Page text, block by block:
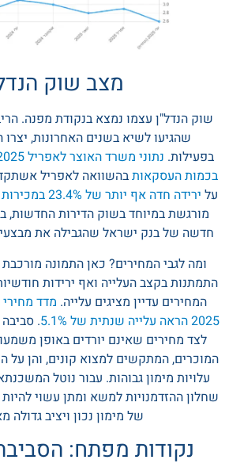
מצב שוק
שוק הנדל"ן עצמו נמצא בנקודת מפנה.
שהגיעו לשיא בשנים האחרונות,
בפעילות.
בכמות העסקאותבהשוואה לאפריל
על ירידה חדה אף יותר של 23.4% במכירות בין מרץ למאי
מורגשת במיוחד בשוק הדירות החדשות,
חדשה של בנק ישראל שהגבילה את
ומה לגבי המחירים? כאן התמונה
התמתנות בקצב העלייה ואף ירידות
המחירים עדיין מציגים עלייה. מדד
2025 הראה עלייה שנתית של 5.1%
.
לצד מחירים שאינם יורדים באופן
המוכרים, המתקשים למצוא קונים, והן על
עלויות מימון גבוהות. עבור נוטל
שחלון ההזדמנויות למשא ומתן עשוי
של מימון נכון ויציב גדולה
נקודות מפתח: